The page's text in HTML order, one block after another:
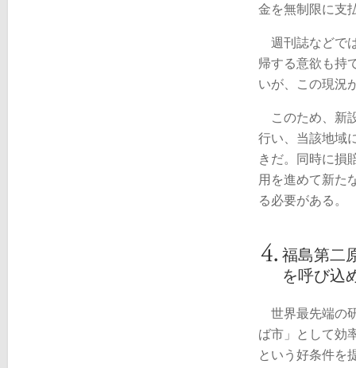
金を無制限に支
週刊誌などで
帰する意欲も持
いが、この現況
このため、新
行い、当該地域
きだ。同時に損
用を進めて新た
る必要がある。
福島第二
を呼び込
世界最先端の
ば市」として効
という好条件を